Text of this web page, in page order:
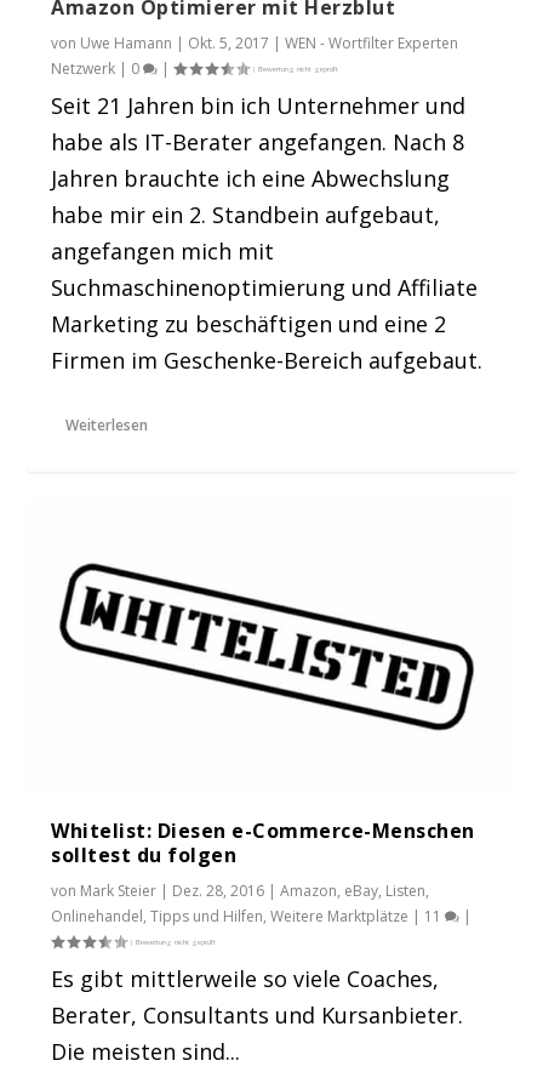
Amazon Optimierer mit Herzblut
von Uwe Hamann | Okt. 5, 2017 |WEN - Wortfilter Experten
Netzwerk | 0 |
Seit 21 Jahren bin ich Unternehmer und
habe als IT-Berater angefangen. Nach 8
Jahren brauchte ich eine Abwechslung
habe mir ein 2. Standbein aufgebaut,
angefangen mich mit
Suchmaschinenoptimierung und Affiliate
Marketing zu beschäftigen und eine 2
Firmen im Geschenke-Bereich aufgebaut.
Weiterlesen
Whitelist: Diesen e-Commerce-Menschen
solltest du folgen
von Mark Steier | Dez. 28, 2016 |Amazon, eBay, Listen,
Onlinehandel,Tipps und Hilfen,Weitere Marktplätze | 11 |
Es gibt mittlerweile so viele Coaches,
Berater, Consultants und Kursanbieter.
Die meisten sind...